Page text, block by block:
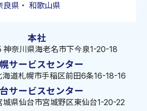
良県 ・ 和歌山県
本社
奈川県海老名市下今泉1-20-18
サービスセンター
道札幌市手稲区前田6条16-18-16
サービスセンター
県仙台市宮城野区東仙台1-20-22